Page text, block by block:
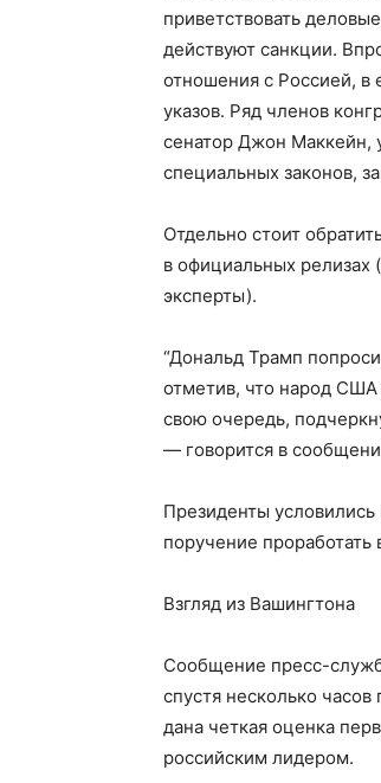
приветствовать
действуют санкции.
отношения с Россией, в
указов. Ряд членов
сенатор Джон Маккейн,
специальных законов,
Отдельно стоит
в официальных
эксперты).
“Дональд Трамп
отметив, что народ США
свою очередь,
— говорится в
Президенты
поручение
Взгляд из Вашингтона
Сообщение пресс-
спустя несколько
дана четкая оценка
российским лидером.